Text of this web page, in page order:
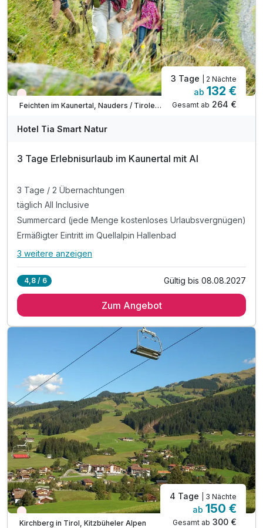
Wieder frei ab September
Feichten im Kaunertal, Nauders / Tiroler Oberland / Kaunertal
3 Tage | 2 Nächte
ab 132 €
Gesamt ab 264 €
Hotel Tia Smart Natur
3 Tage Erlebnisurlaub im Kaunertal mit AI
3 Tage / 2 Übernachtungen
täglich All Inclusive
Summercard (jede Menge kostenloses Urlaubsvergnügen)
Ermäßigter Eintritt im Quellalpin Hallenbad
Alle Inklusivleistungen
Ermäßigter Eintritt im Quellalpin Hallenbad
Nutzung des Sport- und Unterhaltungsprogramms
Parkplatznutzung während des gesamten Aufenthaltes
WLAN-Nutzung
3 weitere anzeigen
4,8 / 6 Gültig bis 08.08.2027
Zum Angebot
Wieder frei ab November
Kirchberg in Tirol, Kitzbüheler Alpen
4 Tage | 3 Nächte
ab 150 €
Gesamt ab 300 €